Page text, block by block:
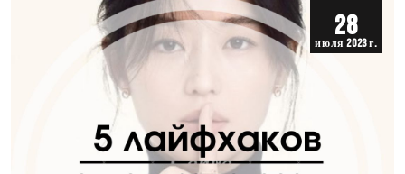
28
июля 2023 г.